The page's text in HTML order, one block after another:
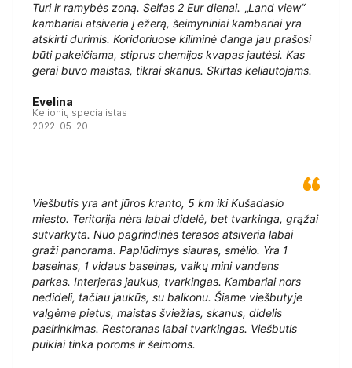
Turi ir ramybės zoną. Seifas 2 Eur dienai. „Land view“
kambariai atsiveria į ežerą, šeimyniniai kambariai yra
atskirti durimis. Koridoriuose kiliminė danga jau prašosi
būti pakeičiama, stiprus chemijos kvapas jautėsi. Kas
gerai buvo maistas, tikrai skanus. Skirtas keliautojams.
Evelina
Kelionių specialistas
2022-05-20
Viešbutis yra ant jūros kranto, 5 km iki Kušadasio
miesto. Teritorija nėra labai didelė, bet tvarkinga, grąžai
sutvarkyta. Nuo pagrindinės terasos atsiveria labai
graži panorama. Paplūdimys siauras, smėlio. Yra 1
baseinas, 1 vidaus baseinas, vaikų mini vandens
parkas. Interjeras jaukus, tvarkingas. Kambariai nors
nedideli, tačiau jaukūs, su balkonu. Šiame viešbutyje
valgėme pietus, maistas šviežias, skanus, didelis
pasirinkimas. Restoranas labai tvarkingas. Viešbutis
puikiai tinka poroms ir šeimoms.